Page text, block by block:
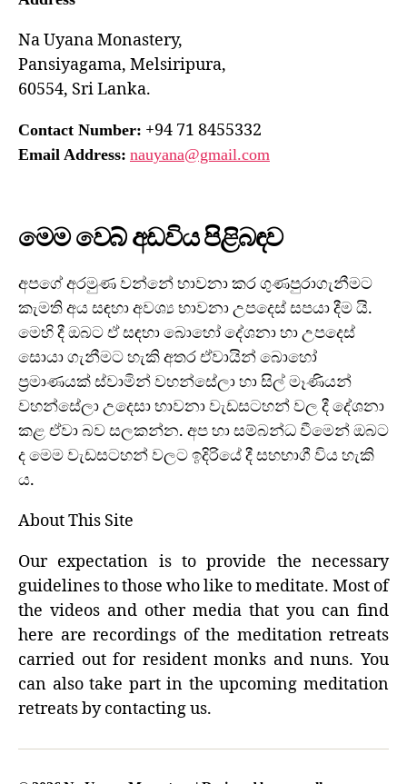
Na Uyana Monastery,
Pansiyagama, Melsiripura,
60554, Sri Lanka.
Contact Number: +94 71 8455332
Email Address: nauyana@gmail.com
මෙම වෙබ් අඩවිය පිළිබඳව
අපගේ අරමුණ වන්නේ භාවනා කර ගුණපුරාගැනීමට
කැමති අය සඳහා අවශ්‍ය භාවනා උපදෙස් සපයා දීම යි.
මෙහි දී ඔබට ඒ සඳහා බොහෝ දේශනා හා උපදෙස්
සොයා ගැනීමට හැකි අතර ඒවායින් බොහෝ
ප්‍රමාණයක් ස්වාමින් වහන්සේලා හා සිල් මෑණියන්
වහන්සේලා උදෙසා භාවනා වැඩසටහන් වල දී දේශනා
කළ ඒවා බව සලකන්න. අප හා සම්බන්ධ වීමෙන් ඔබට
ද මෙම වැඩසටහන් වලට ඉදිරියේ දී සහභාගී විය හැකි
ය.
About This Site
Our expectation is to provide the necessary
guidelines to those who like to meditate. Most of
the videos and other media that you can find
here are recordings of the meditation retreats
carried out for resident monks and nuns. You
can also take part in the upcoming meditation
retreats by contacting us.